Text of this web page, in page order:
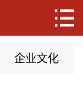
企业文化